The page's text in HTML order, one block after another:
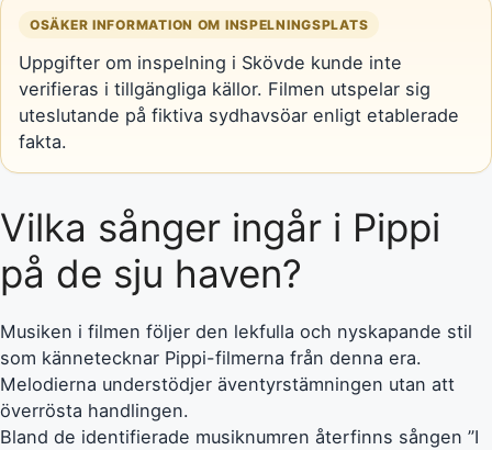
OSÄKER INFORMATION OM INSPELNINGSPLATS
Uppgifter om inspelning i Skövde kunde inte
verifieras i tillgängliga källor. Filmen utspelar sig
uteslutande på fiktiva sydhavsöar enligt etablerade
fakta.
Vilka sånger ingår i Pippi
på de sju haven?
Musiken i filmen följer den lekfulla och nyskapande stil
som kännetecknar Pippi-filmerna från denna era.
Melodierna understödjer äventyrstämningen utan att
överrösta handlingen.
Bland de identifierade musiknumren återfinns sången ”I